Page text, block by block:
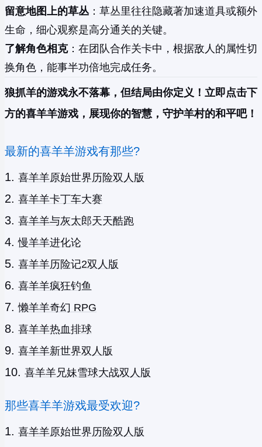
留意地图上的草丛：草丛里往往隐藏著加速道具或额外
生命，细心观察是高分通关的关键。
了解角色相克：在团队合作关卡中，根据敌人的属性切
换角色，能事半功倍地完成任务。
狼抓羊的游戏永不落幕，但结局由你定义！立即点击下
方的喜羊羊游戏，展现你的智慧，守护羊村的和平吧！
最新的喜羊羊游戏有那些?
喜羊羊原始世界历险双人版
喜羊羊卡丁车大赛
喜羊羊与灰太郎天天酷跑
慢羊羊进化论
喜羊羊历险记2双人版
喜羊羊疯狂钓鱼
懒羊羊奇幻 RPG
喜羊羊热血排球
喜羊羊新世界双人版
喜羊羊兄妹雪球大战双人版
那些喜羊羊游戏最受欢迎?
喜羊羊原始世界历险双人版